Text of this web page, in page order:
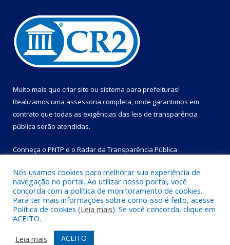
Muito mais que criar site ou sistema para prefeituras!
Realizamos uma assessoria completa, onde garantimos em
contrato que todas as exigências das leis de transparência
pública serão atendidas.
Conheça o PNTP e o Radar da Transparência Pública
Todos os direitos reservados a Prefeitura Municipal de Bom
Jesus do Tocantins.
Mapa do Site
Acessar Área Administrativa
Nós usamos cookies para melhorar sua experiência de
navegação no portal. Ao utilizar nosso portal, você
concorda com a política de monitoramento de cookies.
Para ter mais informações sobre como isso é feito, acesse
Política de cookies (Leia mais). Se você concorda, clique em
ACEITO.
Leia mais
ACEITO